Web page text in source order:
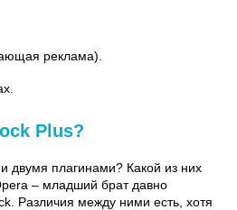
реклама).
Plus?
двумя плагинами? Какой из них
– младший брат давно
Различия между ними есть, хотя